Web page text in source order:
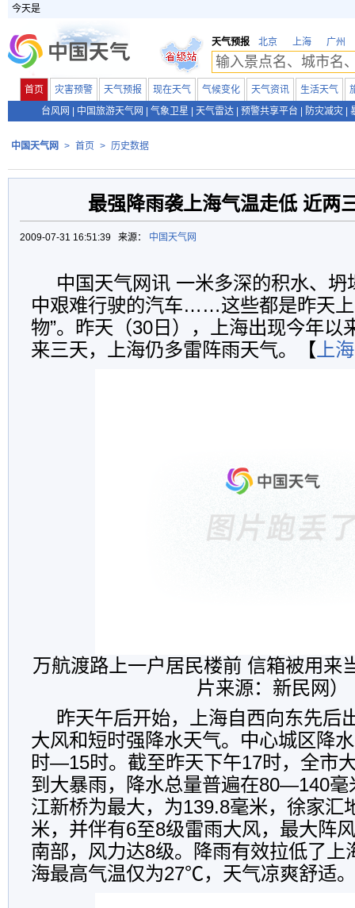
今天是
天气预报 北京 上海 广州
首页 灾害预警 天气预报 现在天气 气候变化 天气资讯 生活天气
台风网
中国旅游天气网 气象卫星 天气雷达 预警共享平台 防灾减灾
中国天气网 > 首页 > 历史数据
最强降雨袭上海气温走低 近两
2009-07-31 16:51:39 来源： 中国天气网
中国天气网讯 一米多深的积水、坍
中艰难行驶的汽车……这些都是昨天上
物”。昨天（30日），上海出现今年以
来三天，上海仍多雷阵雨天气。【 上
万航渡路上一户居民楼前 信箱被用来
片来源：新民网）
昨天午后开始，上海自西向东先后
大风和短时强降水天气。中心城区降
时—15时。截至昨天下午17时，全市
到大暴雨，降水总量普遍在80—140毫
江新桥为最大，为139.8毫米，徐家汇
米，并伴有6至8级雷雨大风，最大阵
南部，风力达8级。降雨有效拉低了上
海最高气温仅为27℃，天气凉爽舒适。